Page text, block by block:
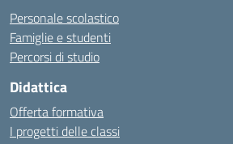
Personale scolastico
Famiglie e studenti
Percorsi di studio
Didattica
Offerta formativa
I progetti delle classi